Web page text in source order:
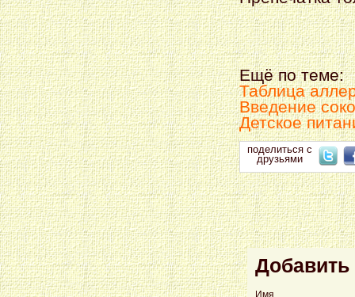
Ещё по теме:
Таблица
Введение
Детское
поделиться с
друзьями
Имя